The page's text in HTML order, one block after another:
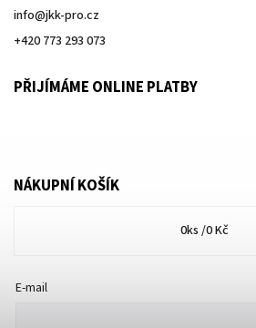
info@jkk-pro.cz
+420 773 293 073
PŘIJÍMÁME ONLINE PLATBY
NÁKUPNÍ KOŠÍK
0ks /0 Kč
E-mail